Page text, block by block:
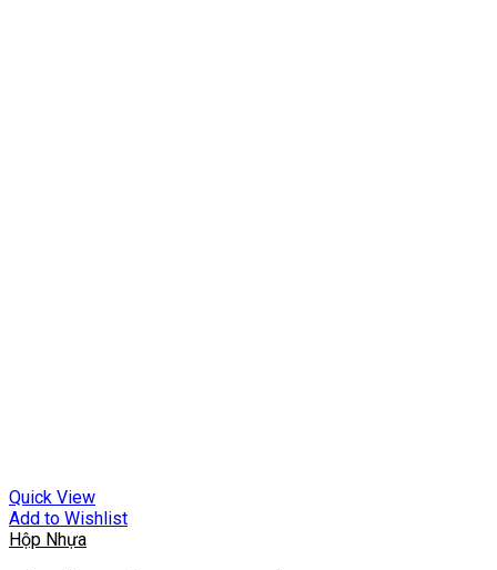
Quick View
Add to Wishlist
Hộp Nhựa